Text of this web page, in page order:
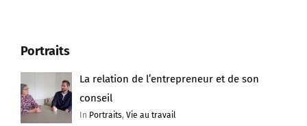
Portraits
La relation de l’entrepreneur et de son
conseil
In Portraits,Vie au travail